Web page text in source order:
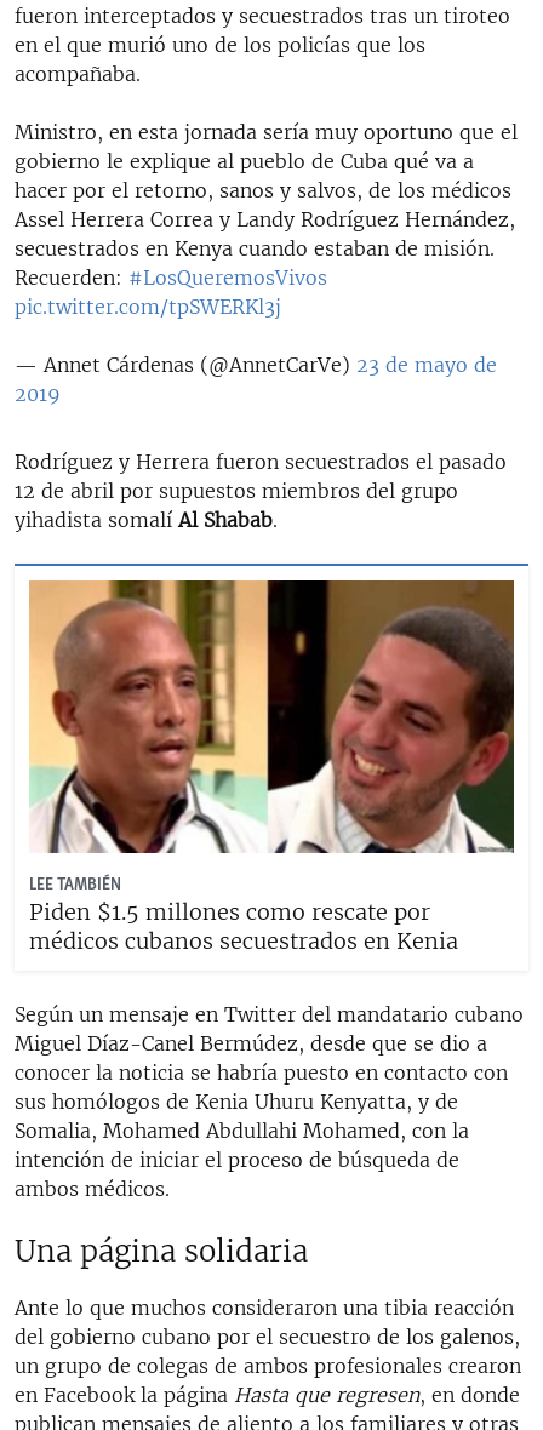
fueron interceptados y secuestrados tras un tiroteo
en el que murió uno de los policías que los
acompañaba.
Ministro, en esta jornada sería muy oportuno que el
gobierno le explique al pueblo de Cuba qué va a
hacer por el retorno, sanos y salvos, de los médicos
Assel Herrera Correa y Landy Rodríguez Hernández,
secuestrados en Kenya cuando estaban de misión.
Recuerden: #LosQueremosVivos
pic.twitter.com/tpSWERKl3j
— Annet Cárdenas (@AnnetCarVe) 23 de mayo de
2019
Rodríguez y Herrera fueron secuestrados el pasado
12 de abril por supuestos miembros del grupo
yihadista somalí Al Shabab.
LEE TAMBIÉN
Piden $1.5 millones como rescate por
médicos cubanos secuestrados en Kenia
Según un mensaje en Twitter del mandatario cubano
Miguel Díaz-Canel Bermúdez, desde que se dio a
conocer la noticia se habría puesto en contacto con
sus homólogos de Kenia Uhuru Kenyatta, y de
Somalia, Mohamed Abdullahi Mohamed, con la
intención de iniciar el proceso de búsqueda de
ambos médicos.
Una página solidaria
Ante lo que muchos consideraron una tibia reacción
del gobierno cubano por el secuestro de los galenos,
un grupo de colegas de ambos profesionales crearon
en Facebook la página Hasta que regresen, en donde
publican mensajes de aliento a los familiares y otras